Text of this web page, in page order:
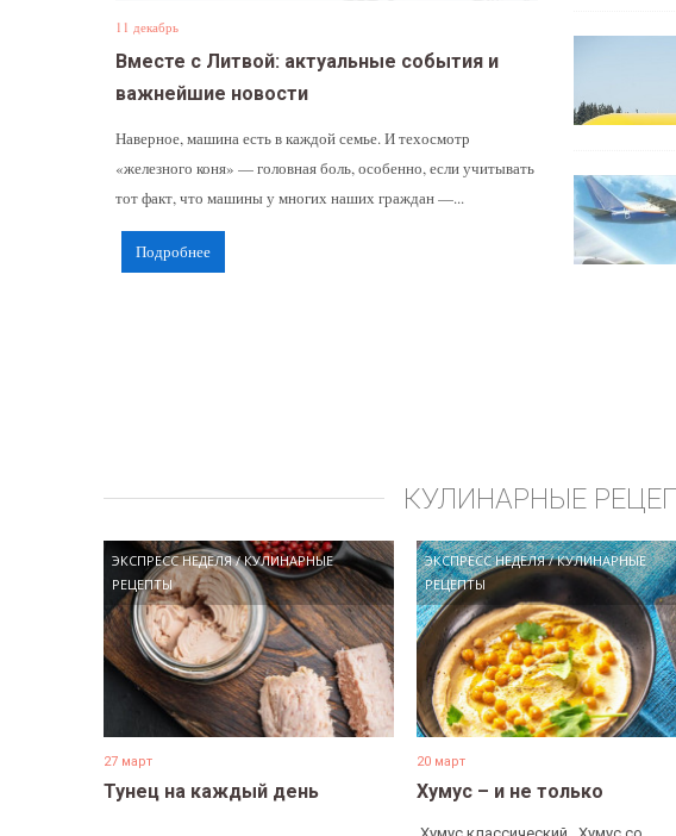
11 декабрь
Вместе с Литвой: актуальные события и
важнейшие новости
Наверное, машина есть в каждой семье. И техосмотр
«железного коня» — головная боль, особенно, если учитывать
тот факт, что машины у многих наших граждан —...
Подробнее
КУЛИНАРНЫЕ
ЭКСПРЕСС НЕДЕЛЯ/КУЛИНАРНЫЕ
РЕЦЕПТЫ
27 март
Тунец на каждый день
ЭКСПРЕСС НЕДЕЛЯ/КУЛИНАРНЫЕ
РЕЦЕПТЫ
20 март
Хумус – и не только